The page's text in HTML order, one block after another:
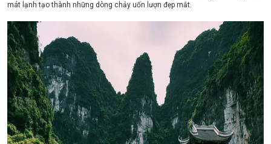
mát lạnh tạo thành những dòng chảy uốn lượn đẹp mắt.